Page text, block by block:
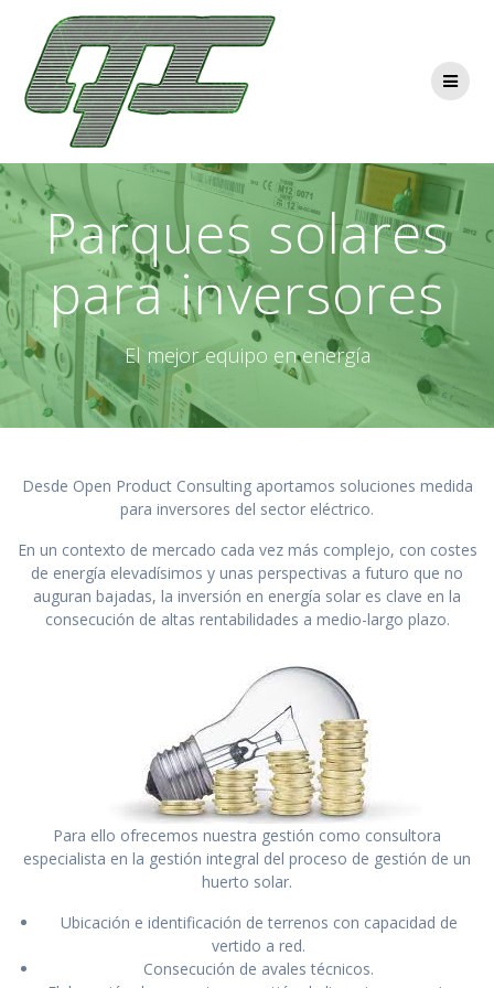
Saltar
al
Parques solares
para inversores
El mejor equipo en energía
Desde Open Product Consulting aportamos soluciones medida
para inversores del sector eléctrico.
En un contexto de mercado cada vez más complejo, con costes
de energía elevadísimos y unas perspectivas a futuro que no
auguran bajadas, la inversión en energía solar es clave en la
consecución de altas rentabilidades a medio-largo plazo.
Para ello ofrecemos nuestra gestión como consultora
especialista en la gestión integral del proceso de gestión de un
huerto solar.
Ubicación e identificación de terrenos con capacidad de
vertido a red.
Consecución de avales técnicos.